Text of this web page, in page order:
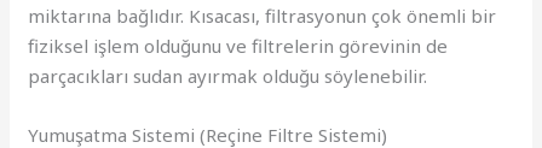
miktarına bağlıdır. Kısacası, filtrasyonun çok önemli bir
fiziksel işlem olduğunu ve filtrelerin görevinin de
parçacıkları sudan ayırmak olduğu söylenebilir.
Yumuşatma Sistemi (Reçine Filtre Sistemi)